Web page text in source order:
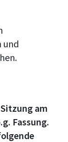
und
am
Fassung.